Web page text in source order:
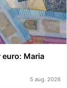
euro: Maria
5 aug. 2026